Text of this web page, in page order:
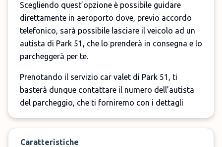
Scegliendo quest’opzione è possibile guidare
direttamente in aeroporto dove, previo accordo
telefonico, sarà possibile lasciare il veicolo ad un
autista di Park 51, che lo prenderà in consegna e lo
parcheggerà per te.
Prenotando il servizio car valet di Park 51, ti
basterà dunque contattare il numero dell’autista
del parcheggio, che ti forniremo con i dettagli
usufruire del servizio e dunque consegnare e
ritirare il veicolo direttamente in aeroporto, a
Caratteristiche